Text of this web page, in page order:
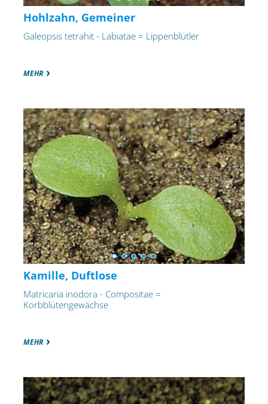
Hohlzahn, Gemeiner
Galeopsis tetrahit - Labiatae = Lippenblütler
MEHR
Kamille, Duftlose
Matricaria inodora - Compositae =
Korbblütengewächse
MEHR